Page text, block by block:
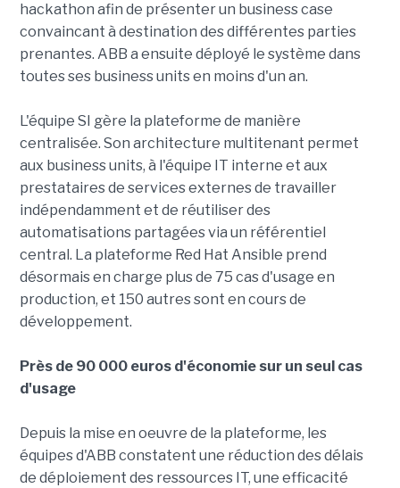
hackathon afin de présenter un business case
convaincant à destination des différentes parties
prenantes. ABB a ensuite déployé le système dans
toutes ses business units en moins d'un an.
L'équipe SI gère la plateforme de manière
centralisée. Son architecture multitenant permet
aux business units, à l'équipe IT interne et aux
prestataires de services externes de travailler
indépendamment et de réutiliser des
automatisations partagées via un référentiel
central. La plateforme Red Hat Ansible prend
désormais en charge plus de 75 cas d'usage en
production, et 150 autres sont en cours de
développement.
Près de 90 000 euros d'économie sur un seul cas
d'usage
Depuis la mise en oeuvre de la plateforme, les
équipes d'ABB constatent une réduction des délais
de déploiement des ressources IT, une efficacité